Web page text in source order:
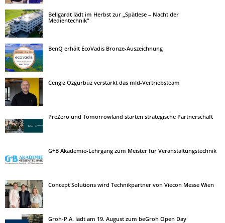
Bellgardt lädt im Herbst zur „Spätlese – Nacht der
Medientechnik“
BenQ erhält EcoVadis Bronze-Auszeichnung
Cengiz Özgürbüz verstärkt das mld-Vertriebsteam
PreZero und Tomorrowland starten strategische Partnerschaft
G+B Akademie-Lehrgang zum Meister für Veranstaltungstechnik
Concept Solutions wird Technikpartner von Viecon Messe Wien
Groh-P.A. lädt am 19. August zum beGroh Open Day